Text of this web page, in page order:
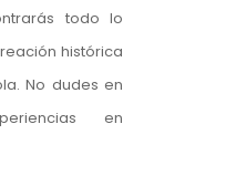
todo lo
histórica
No dudes en
en